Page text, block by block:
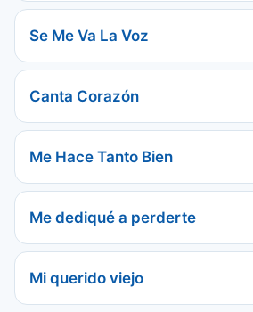
Se Me Va La Voz
Canta Corazón
Me Hace Tanto Bien
Me dediqué a perderte
Mi querido viejo